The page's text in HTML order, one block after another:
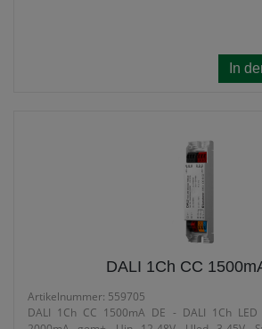
In
DALI 1Ch CC
Artikelnummer: 559705
DALI 1Ch CC 1500mA DE - DALI 1Ch LED